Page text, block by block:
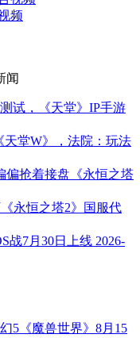
频
闻
试，《天堂》IP手游
天堂W》，法院：玩法
偏抢着接盘《永恒之塔
永恒之塔2》国服代
战7月30日上线 2026-
5《魔兽世界》8月15